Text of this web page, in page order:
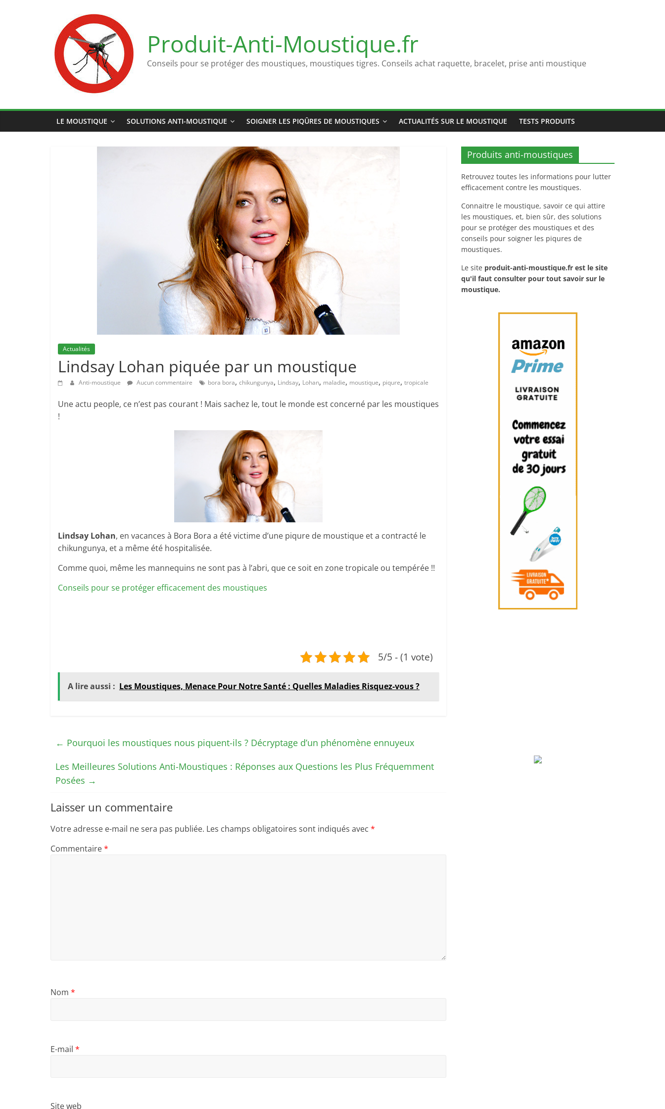
Produit-Anti-Moustique.fr
Conseils pour se protéger des moustiques, moustiques tigres. Conseils achat raquette, bracelet, prise anti moustique
LE MOUSTIQUE SOLUTIONS ANTI-MOUSTIQUE SOIGNER LES PIQÛRES DE MOUSTIQUES ACTUALITÉS SUR LE MOUSTIQUE TESTS PRODUITS
Actualités
Lindsay Lohan piquée par un moustique
Anti-moustique Aucun commentaire bora bora, chikungunya, Lindsay, Lohan, maladie, moustique, piqure, tropicale
Une actu people, ce n’est pas courant ! Mais sachez le, tout le monde est concerné par les moustiques
!
Lindsay Lohan, en vacances à Bora Bora a été victime d’une piqure de moustique et a contracté le
chikungunya, et a même été hospitalisée.
Comme quoi, même les mannequins ne sont pas à l’abri, que ce soit en zone tropicale ou tempérée !!
Conseils pour se protéger efficacement des moustiques
5/5 - (1 vote)
A lire aussi : Les Moustiques, Menace Pour Notre Santé : Quelles Maladies Risquez-vous ?
← Pourquoi les moustiques nous piquent-ils ? Décryptage d’un phénomène ennuyeux
Les Meilleures Solutions Anti-Moustiques : Réponses aux Questions les Plus Fréquemment
Posées →
Laisser un commentaire
Votre adresse e-mail ne sera pas publiée. Les champs obligatoires sont indiqués avec *
Commentaire*
Nom *
E-mail *
Site web
Produits anti-moustiques
Retrouvez toutes les informations pour lutter
efficacement contre les moustiques.
Connaitre le moustique, savoir ce qui attire
les moustiques, et, bien sûr, des solutions
pour se protéger des moustiques et des
conseils pour soigner les piqures de
moustiques.
Le site produit-anti-moustique.fr est le site
qu'il faut consulter pour tout savoir sur le
moustique.